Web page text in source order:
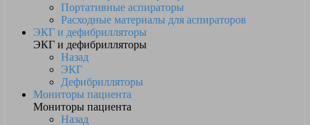
Портативные аспираторы
Расходные материалы для аспираторов
ЭКГ и дефибрилляторы
ЭКГ и дефибрилляторы
Назад
ЭКГ
Дефибрилляторы
Мониторы пациента
Мониторы пациента
Назад